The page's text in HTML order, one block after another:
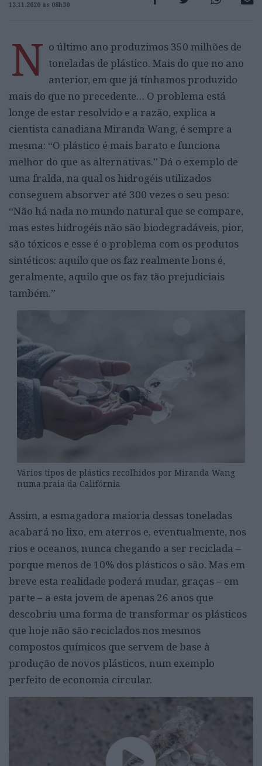
13.11.2020 às 08h30
N o último ano produzimos 350 milhões de
toneladas de plástico. Mais do que no ano
anterior, em que já tínhamos produzido
mais do que no precedente… O problema está
longe de estar resolvido e a razão, explica a
cientista canadiana Miranda Wang, é sempre a
mesma: “O plástico é mais barato e funciona
melhor do que as alternativas.” Dá o exemplo de
uma fralda, na qual os hidrogéis utilizados
conseguem absorver até 300 vezes o seu peso:
“Não há nada no mundo natural que se compare,
mas estes hidrogéis não são biodegradáveis, pior,
são tóxicos e esse é o problema com os produtos
sintéticos: aquilo que os faz realmente bons é,
geralmente, aquilo que os faz tão prejudiciais
também.”
Vários tipos de plástics recolhidos por Miranda Wang
numa praia da Califórnia
Assim, a esmagadora maioria dessas toneladas
acabará no lixo, em aterros e, eventualmente, nos
rios e oceanos, nunca chegando a ser reciclada –
porque menos de 10% dos plásticos o são. Mas em
breve esta realidade poderá mudar, graças – em
parte – a esta jovem de apenas 26 anos que
descobriu uma forma de transformar os plásticos
que hoje não são reciclados nos mesmos
compostos químicos que servem de base à
produção de novos plásticos, num exemplo
perfeito de economia circular.